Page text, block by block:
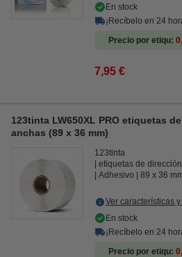
En stock
¡Recíbelo en 24
Precio por etiqu
7,95 €
123tinta LW650XL PRO etiquetas
anchas (89 x 36 mm)
123tinta
etiquetas de
Adhesivo
89 x 36
Ver características
En stock
¡Recíbelo en 24
Precio por etiqu